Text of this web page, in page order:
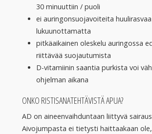
30 minuuttiin / puoli
ei auringonsuojavoiteita huulirasvaa
lukuunottamatta
pitkäaikainen oleskelu auringossa
riittävää suojautumista
D-vitamiinin saantia purkista voi
ohjelman aikana
ONKO RISTISANATEHTÄVISTÄ APUA?
AD on aineenvaihduntaan liittyvä
Aivojumpasta ei tietysti haittaakaan